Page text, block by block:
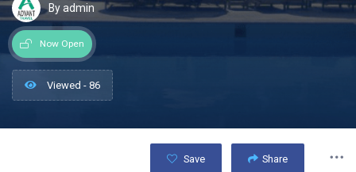
By admin
Now Open
Viewed - 86
Save Share